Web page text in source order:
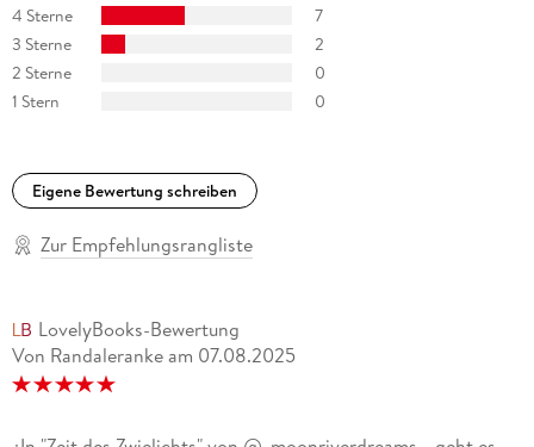
4 Sterne
7
3 Sterne
2
2 Sterne
0
1 Stern
0
Eigene Bewertung schreiben
Zur Empfehlungsrangliste
LovelyBooks-Bewertung
Von Randaleranke am 07.08.2025